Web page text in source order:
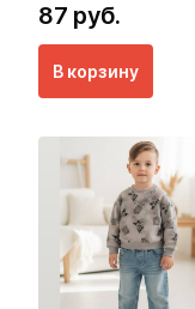
87 руб.
В корзину